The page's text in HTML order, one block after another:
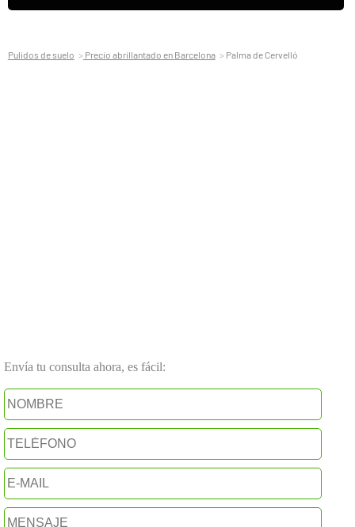
Pulidos de suelo Precio abrillantado en Barcelona Palma de Cervelló
Envía tu consulta ahora, es fácil: